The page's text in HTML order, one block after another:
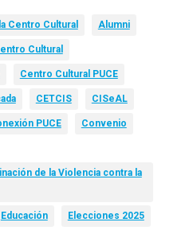
Centro Cultural Alumni
Cultural
Centro Cultural PUCE
CETCIS CISeAL
PUCE Convenio
de la Violencia contra la
Educación Elecciones 2025